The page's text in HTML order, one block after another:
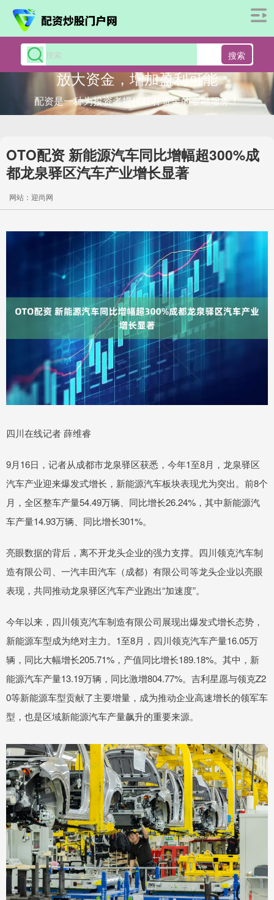
搜索
放大资金，增加盈利可能
配资是一种为投资者提供杠杆资金的金融服务！
OTO配资 新能源汽车同比增幅超300%成
都龙泉驿区汽车产业增长显著
网站：迎尚网
四川在线记者 薛维睿
9月16日，记者从成都市龙泉驿区获悉，今年1至8月，龙泉驿区
汽车产业迎来爆发式增长，新能源汽车板块表现尤为突出。前8个
月，全区整车产量54.49万辆、同比增长26.24%，其中新能源汽
车产量14.93万辆、同比增长301%。
亮眼数据的背后，离不开龙头企业的强力支撑。四川领克汽车制
造有限公司、一汽丰田汽车（成都）有限公司等龙头企业以亮眼
表现，共同推动龙泉驿区汽车产业跑出“加速度”。
今年以来，四川领克汽车制造有限公司展现出爆发式增长态势，
新能源车型成为绝对主力。1至8月，四川领克汽车产量16.05万
辆，同比大幅增长205.71%，产值同比增长189.18%。其中，新
能源汽车产量13.19万辆，同比激增804.77%。吉利星愿与领克Z2
0等新能源车型贡献了主要增量，成为推动企业高速增长的领军车
型，也是区域新能源汽车产量飙升的重要来源。